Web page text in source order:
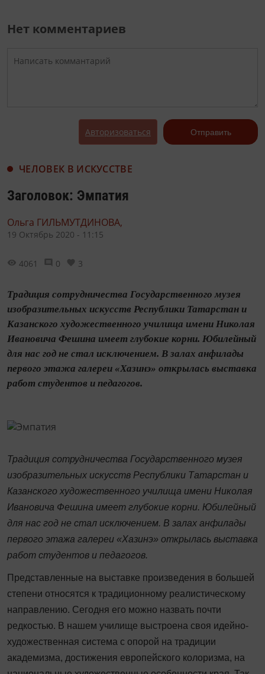
Нет комментариев
Авторизоваться Отправить
ЧЕЛОВЕК В ИСКУССТВЕ
Заголовок: Эмпатия
Ольга ГИЛЬМУТДИНОВА,
19 Октябрь 2020 - 11:15
4061 0 3
Традиция сотрудничества Государственного музея
изобразительных искусств Республики Татарстан и
Казанского художественного училища имени Николая
Ивановича Фешина имеет глубокие корни. Юбилейный
для нас год не стал исключением. В залах анфилады
первого этажа галереи «Хазинэ» открылась выставка
работ студентов и педагогов.
Традиция сотрудничества Государственного музея
изобразительных искусств Республики Татарстан и
Казанского художественного училища имени Николая
Ивановича Фешина имеет глубокие корни. Юбилейный
для нас год не стал исключением. В залах анфилады
первого этажа галереи «Хазинэ» открылась выставка
работ студентов и педагогов.
Представленные на выставке произведения в большей
степени относятся к традиционному реалистическому
направлению. Сегодня его можно назвать почти
редкостью. В нашем училище выстроена своя идейно-
художественная система с опорой на традиции
академизма, достижения европейского колоризма, на